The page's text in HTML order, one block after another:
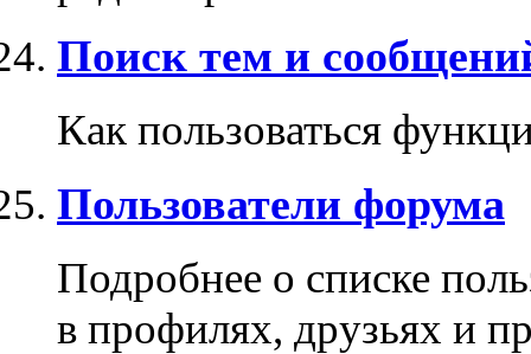
Поиск тем и
Как пользоваться
Пользователи форума
Подробнее о списке
в профилях, друзьях и